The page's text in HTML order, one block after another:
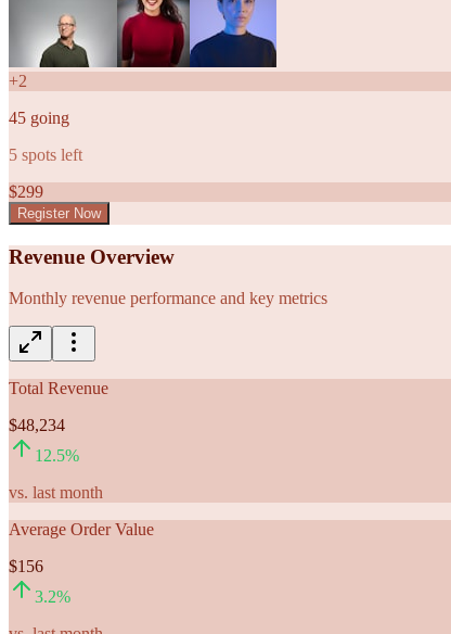
+2
45 going
5 spots left
$299
Register Now
Revenue Overview
Monthly revenue performance and key metrics
Total Revenue
$48,234
12.5%
vs. last month
Average Order Value
$156
3.2%